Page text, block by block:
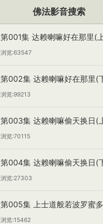
佛法影音搜索
第001集 达赖喇嘛好在那里(
浏览:63547
第002集 达赖喇嘛好在那里(
浏览:99213
第003集 达赖喇嘛偷天换日(
浏览:70115
第004集 达赖喇嘛偷天换日(
浏览:27303
第005集 上士道般若波罗蜜
浏览:15462